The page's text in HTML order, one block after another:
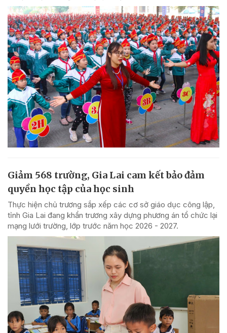
Giảm 568 trường, Gia Lai cam kết bảo đảm
quyền học tập của học sinh
Thực hiện chủ trương sắp xếp các cơ sở giáo dục công lập,
tỉnh Gia Lai đang khẩn trương xây dựng phương án tổ chức lại
mạng lưới trường, lớp trước năm học 2026 - 2027.